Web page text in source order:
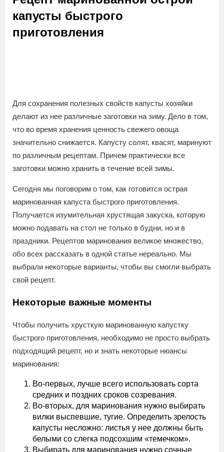
капусты быстрого
приготовления
Для сохранения полезных свойств капусты хозяйки
делают из нее различные заготовки на зиму. Дело в том,
что во время хранения ценность свежего овоща
значительно снижается. Капусту солят, квасят, маринуют
по различным рецептам. Причем практически все
заготовки можно хранить в течение всей зимы.
Сегодня мы поговорим о том, как готовится острая
маринованная капуста быстрого приготовления.
Получается изумительная хрустящая закуска, которую
можно подавать на стол не только в будни, но и в
праздники. Рецептов маринования великое множество,
обо всех рассказать в одной статье нереально. Мы
выбрали некоторые варианты, чтобы вы смогли выбрать
свой рецепт.
Некоторые важные моменты
Чтобы получить хрусткую маринованную капустку
быстрого приготовления, необходимо не просто выбрать
подходящий рецепт, но и знать некоторые нюансы
маринования:
Во-первых, лучше всего использовать сорта
средних и поздних сроков созревания.
Во-вторых, для маринования нужно выбирать
вилки выспевшие, тугие. Определить зрелость
капусты несложно: листья у нее должны быть
белыми со слегка подсохшим «темечком».
Выбирать для маринования нужно сочные